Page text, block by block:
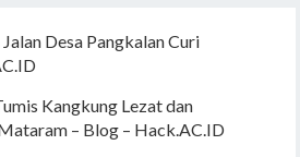
Desa Pangkalan Curi
Kangkung Lezat dan
– Blog – Hack.AC.ID